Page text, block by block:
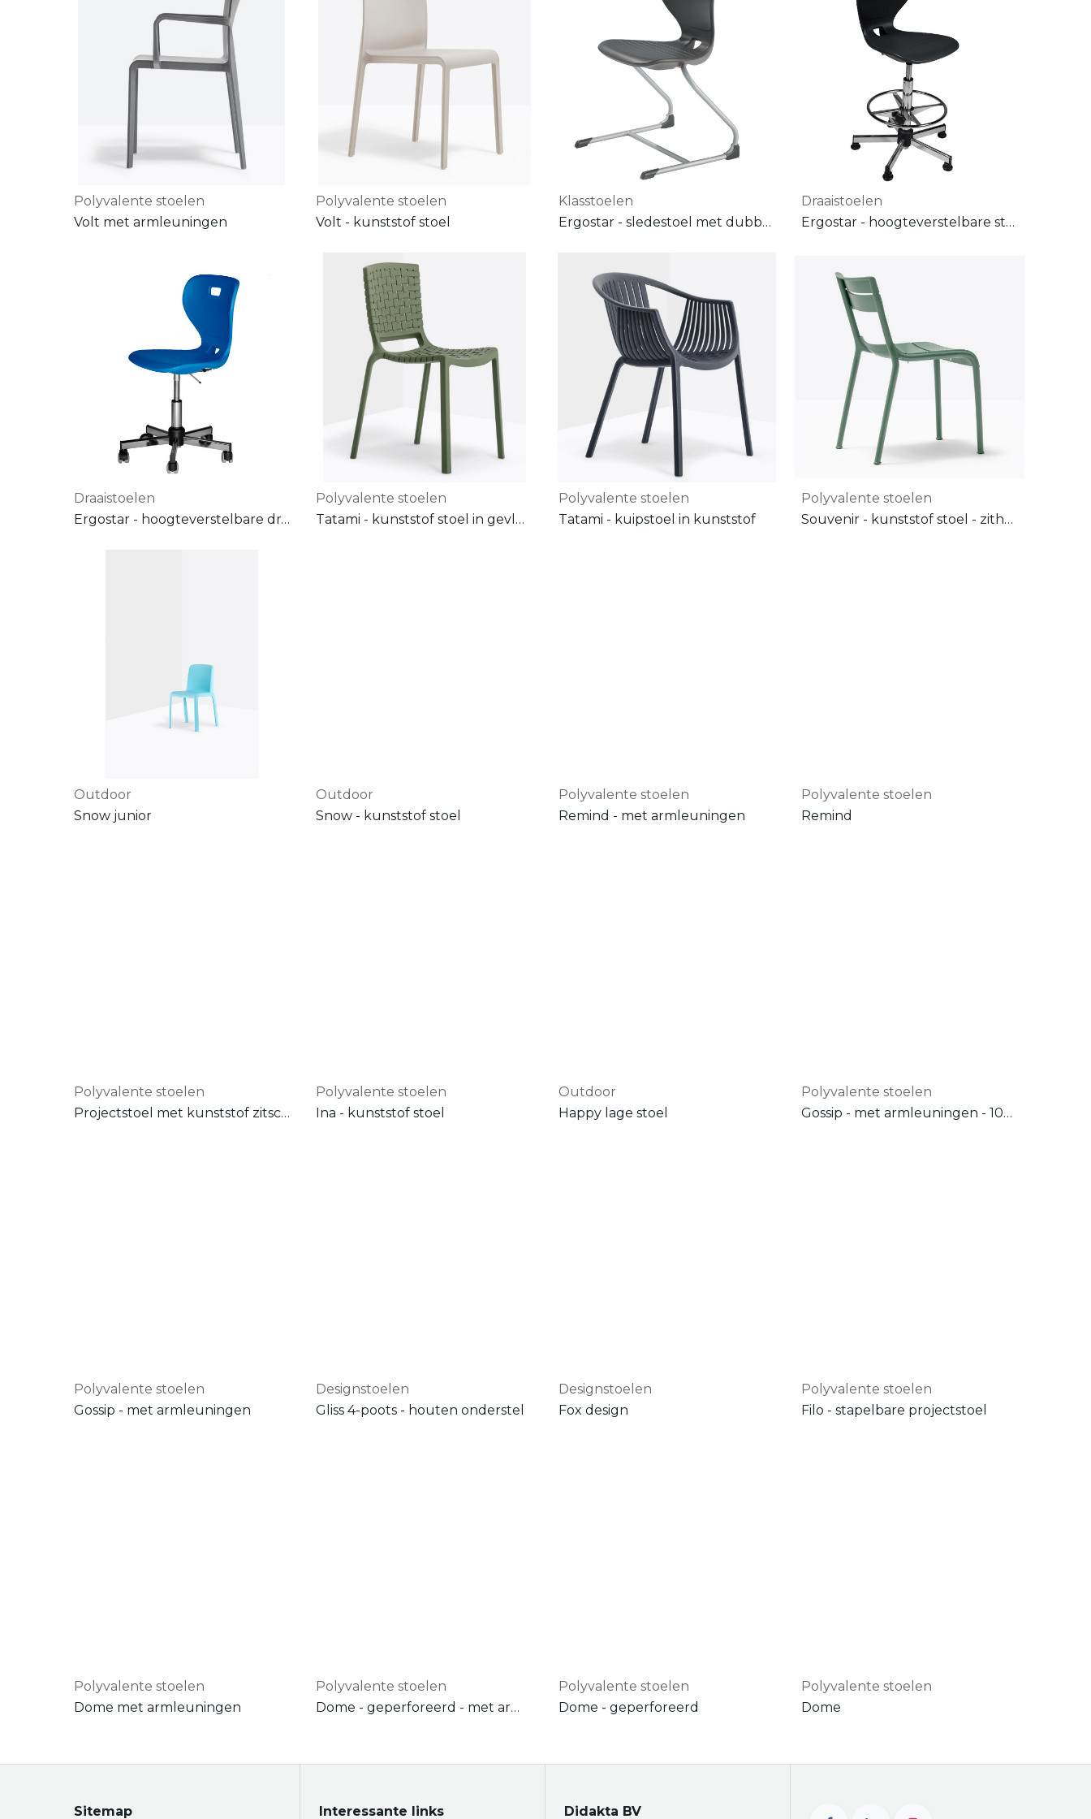
Polyvalente stoelen
Volt met armleuningen
Polyvalente stoelen
Volt - kunststof stoel
Klasstoelen
Ergostar - sledestoel met dubbelwandige kunststof zitschaal
Draaistoelen
Ergostar - hoogteverstelbare stoel - op steldoppen
Draaistoelen
Ergostar - hoogteverstelbare draaistoel op wielen - met dubbelwandige kunststof zitschaal
Polyvalente stoelen
Tatami - kunststof stoel in gevlochten motief
Polyvalente stoelen
Tatami - kuipstoel in kunststof
Polyvalente stoelen
Souvenir - kunststof stoel - zithoogte: 49 cm
Outdoor
Snow junior
Outdoor
Snow - kunststof stoel
Polyvalente stoelen
Remind - met armleuningen
Polyvalente stoelen
Remind
Polyvalente stoelen
Projectstoel met kunststof zitschaal
Polyvalente stoelen
Ina - kunststof stoel
Outdoor
Happy lage stoel
Polyvalente stoelen
Gossip - met armleuningen - 100% recycled material
Polyvalente stoelen
Gossip - met armleuningen
Designstoelen
Gliss 4-poots - houten onderstel
Designstoelen
Fox design
Polyvalente stoelen
Filo - stapelbare projectstoel
Polyvalente stoelen
Dome met armleuningen
Polyvalente stoelen
Dome - geperforeerd - met armleuningen
Polyvalente stoelen
Dome - geperforeerd
Polyvalente stoelen
Dome
Sitemap Interessante links Didakta BV